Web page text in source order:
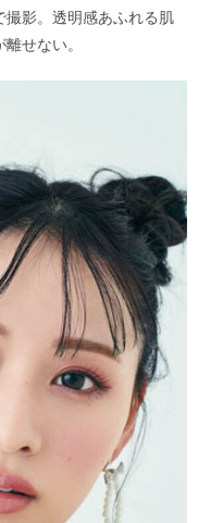
撮影。透明感あふれる肌
せない。